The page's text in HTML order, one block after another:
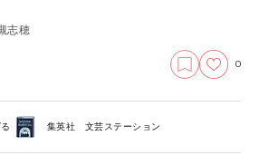
志穂
0
集英社 文芸ステーション